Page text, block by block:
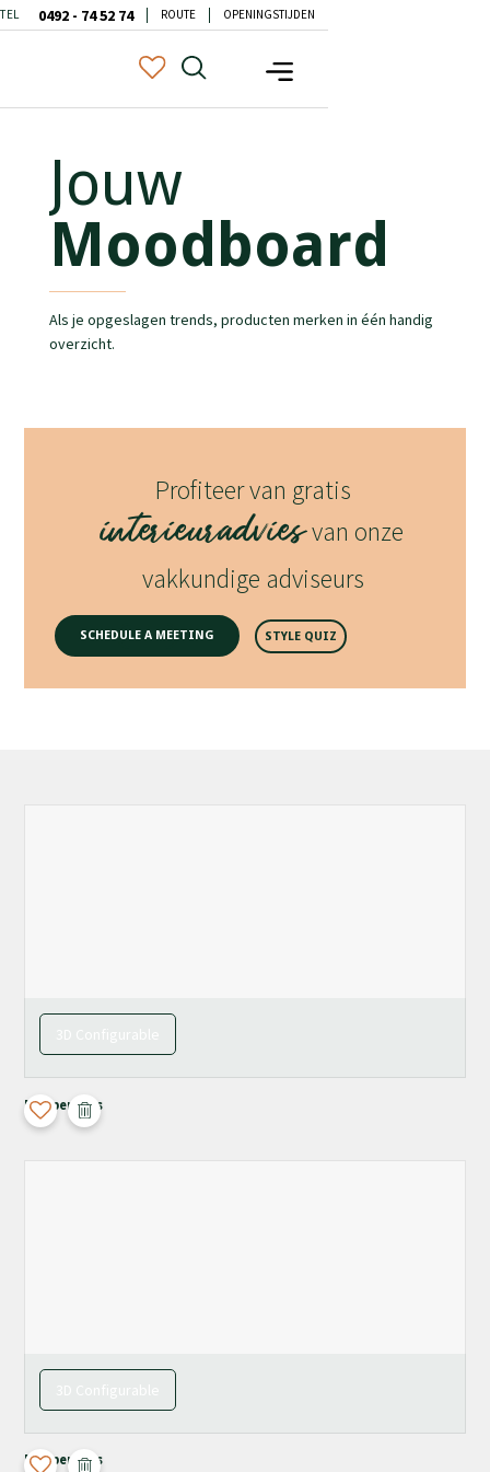
TEL 0492 - 74 52 74 ROUTE OPENINGSTIJDEN
Jouw
Moodboard
Als je opgeslagen trends, producten merken in één handig
overzicht.
Profiteer van gratis
interieuradviesvan onze
vakkundige adviseurs
SCHEDULE A MEETING STYLE QUIZ
Maupertuus
Maupertuus